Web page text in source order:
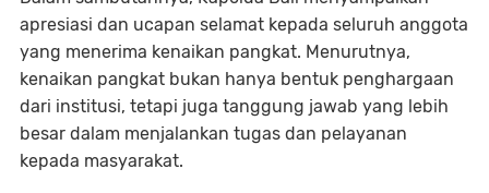
apresiasi dan ucapan selamat kepada seluruh anggota
yang menerima kenaikan pangkat. Menurutnya,
kenaikan pangkat bukan hanya bentuk penghargaan
dari institusi, tetapi juga tanggung jawab yang lebih
besar dalam menjalankan tugas dan pelayanan
kepada masyarakat.